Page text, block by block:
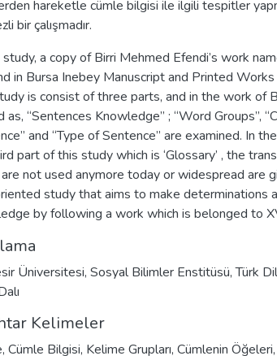
hareketle cümle bilgisi ile ilgili tespitler
bir çalışmadır.
a copy of Birri Mehmed Efendi’s work
in Bursa Inebey Manuscript and Printed
is consist of three parts, and in the work of
as, “Sentences Knowledge” ; “Word Groups”,
and “Type of Sentence” are examined. In
part of this study which is ‘Glossary’ , the
not used anymore today or widespread are
study that aims to make determinations
by following a work which is belonged to
Üniversitesi, Sosyal Bilimler Enstitüsü, Türk
Kelimeler
, Cümle Bilgisi, Kelime Grupları, Cümlenin Öğeleri,